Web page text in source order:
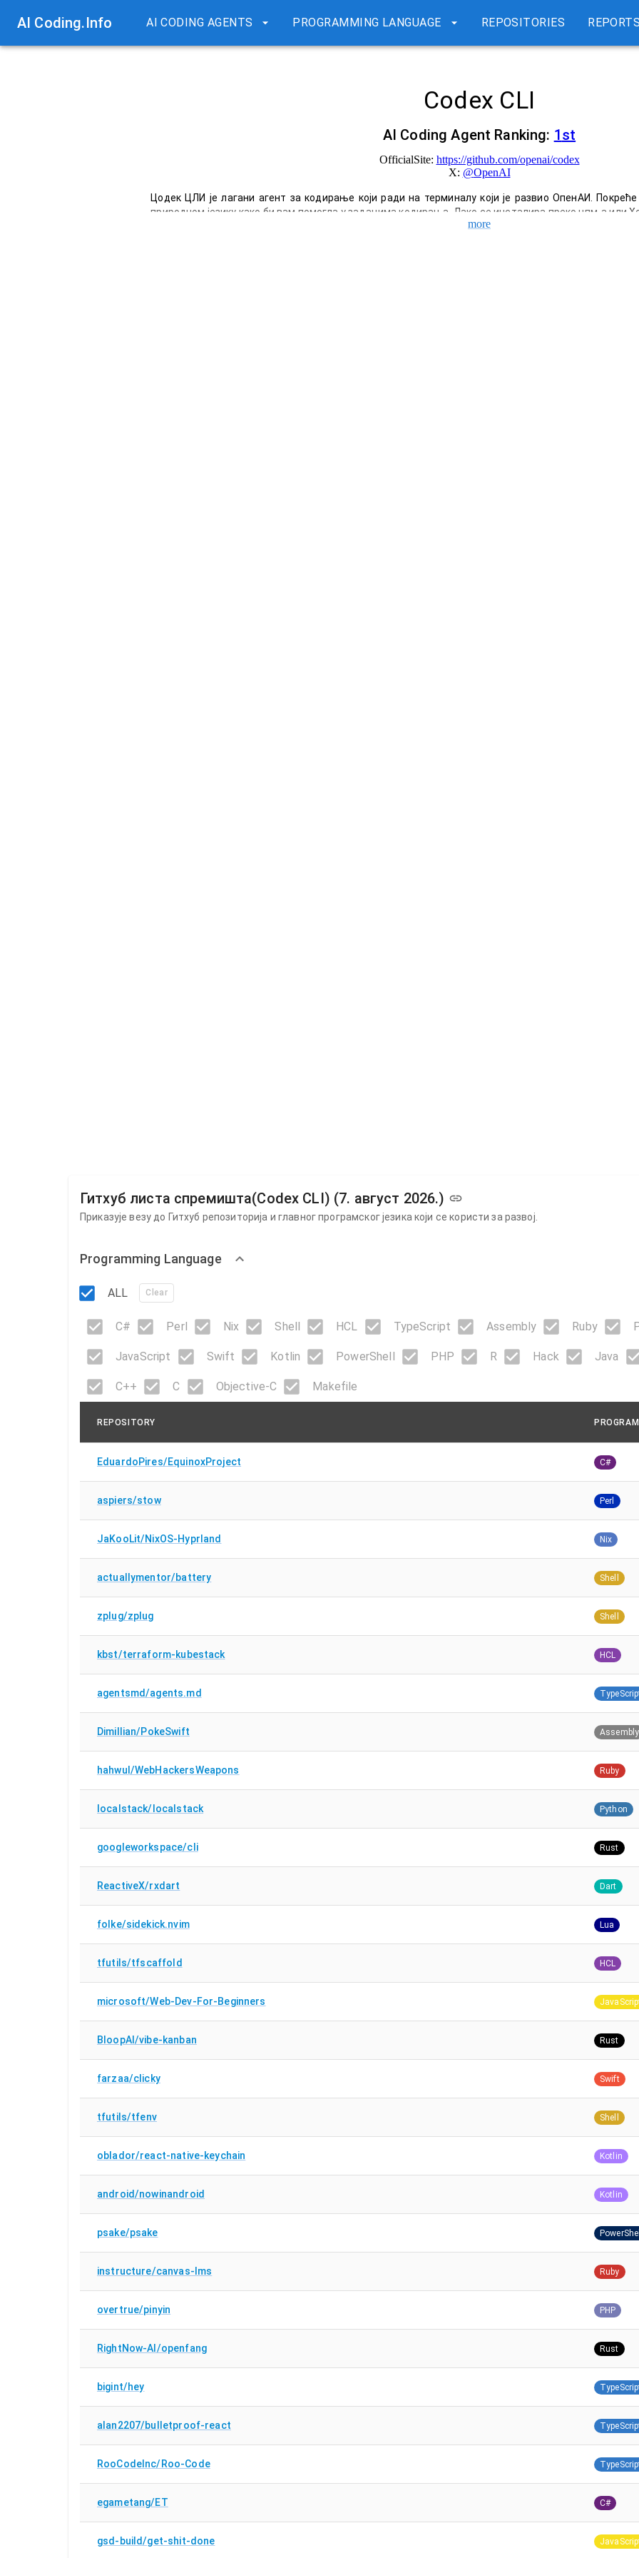
AI Coding.Info AI CODING AGENTS PROGRAMMING LANGUAGE REPOSITORIES
Codex CLI
AI Coding Agent Ranking: 1st
OfficialSite: https://github.com/openai/codex
X: @OpenAI
Цодек ЦЛИ је лагани агент за кодирање који ради на терминалу који је развио ОпенАИ.
природном језику како би вам помогла у задацима кодирања. Лако се инсталира преко нпм-а или
more
Гитхуб листа спремишта(Codex CLI) (7. август 2026.)
Приказује везу до Гитхуб репозиторија и главног програмског језика који се користи за развој.
Programming Language
ALL Clear
C# Perl Nix Shell HCL TypeScript Assembly Ruby
JavaScript Swift Kotlin PowerShell PHP R Hack Java
C++ C Objective-C Makefile
REPOSITORY
EduardoPires/EquinoxProject C#
aspiers/stow Perl
JaKooLit/NixOS-Hyprland Nix
actuallymentor/battery Shell
zplug/zplug Shell
kbst/terraform-kubestack HCL
agentsmd/agents.md
Dimillian/PokeSwift Assembly
hahwul/WebHackersWeapons Ruby
localstack/localstack Python
googleworkspace/cli Rust
ReactiveX/rxdart Dart
folke/sidekick.nvim Lua
tfutils/tfscaffold HCL
microsoft/Web-Dev-For-Beginners
BloopAI/vibe-kanban Rust
farzaa/clicky Swift
tfutils/tfenv Shell
oblador/react-native-keychain Kotlin
android/nowinandroid Kotlin
psake/psake
instructure/canvas-lms Ruby
overtrue/pinyin PHP
RightNow-AI/openfang Rust
bigint/hey
alan2207/bulletproof-react
RooCodeInc/Roo-Code
egametang/ET C#
gsd-build/get-shit-done